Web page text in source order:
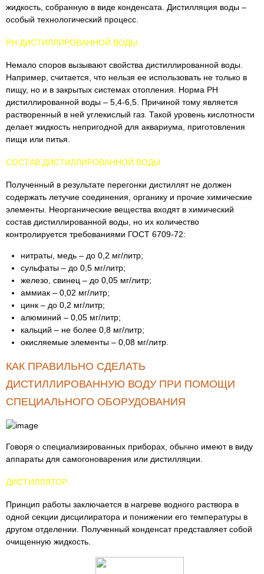
жидкость, собранную в виде конденсата. Дистилляция воды –
особый технологический процесс.
PH ДИСТИЛЛИРОВАННОЙ ВОДЫ
Немало споров вызывают свойства дистиллированной воды.
Например, считается, что нельзя ее использовать не только в
пищу, но и в закрытых системах отопления. Норма PH
дистиллированной воды – 5,4-6,5. Причиной тому является
растворенный в ней углекислый газ. Такой уровень кислотности
делает жидкость непригодной для аквариума, приготовления
пищи или питья.
СОСТАВ ДИСТИЛЛИРОВАННОЙ ВОДЫ
Полученный в результате перегонки дистиллят не должен
содержать летучие соединения, органику и прочие химические
элементы. Неорганические вещества входят в химический
состав дистиллированной воды, но их количество
контролируется требованиями ГОСТ 6709-72:
нитраты, медь – до 0,2 мг/литр;
сульфаты – до 0,5 мг/литр;
железо, свинец – до 0,05 мг/литр;
аммиак – 0,02 мг/литр;
цинк – до 0,2 мг/литр;
алюминий – 0,05 мг/литр;
кальций – не более 0,8 мг/литр;
окисляемые элементы – 0,08 мг/литр.
КАК ПРАВИЛЬНО СДЕЛАТЬ
ДИСТИЛЛИРОВАННУЮ ВОДУ ПРИ ПОМОЩИ
СПЕЦИАЛЬНОГО ОБОРУДОВАНИЯ
Говоря о специализированных приборах, обычно имеют в виду
аппараты для самогоноварения или дистилляции.
ДИСТИЛЛЯТОР
Принцип работы заключается в нагреве водного раствора в
одной секции дисцилиратора и понижении его температуры в
другом отделении. Полученный конденсат представляет собой
очищенную жидкость.